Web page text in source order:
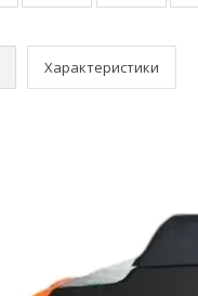
Характеристики